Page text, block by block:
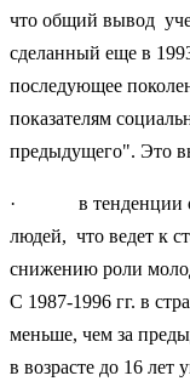
что общий вывод
сделанный еще в
последующее
показателям
предыдущего". Это
· в тенденции
людей, что ведет к
снижению роли
С 1987-1996 гг. в
меньше, чем за
в возрасте до 16 лет